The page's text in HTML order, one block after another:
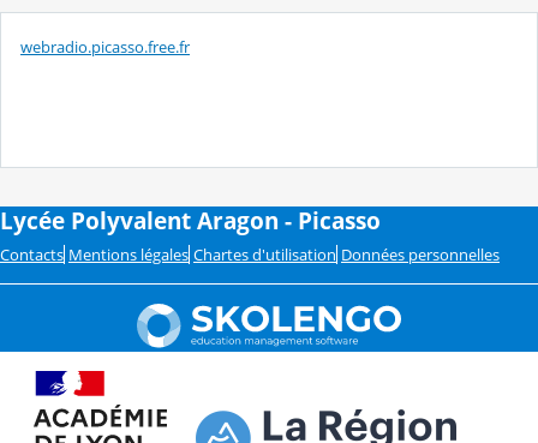
webradio.picasso.free.fr
Lycée Polyvalent Aragon - Picasso
Contacts Mentions légales Chartes d'utilisation Données personnelles